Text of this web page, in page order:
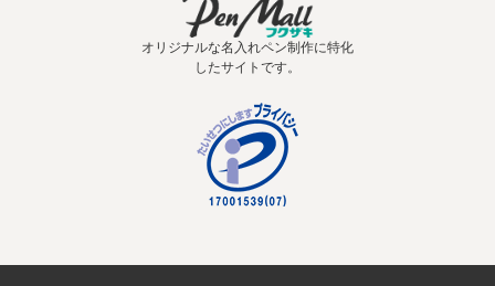
オリジナルな名入れペン制作に特化
したサイトです。